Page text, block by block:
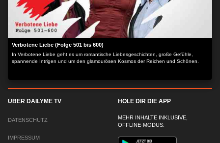
Verbotene Liebe (Folge 501 bis 600)
In Verbotene Liebe geht es um romantische Liebesgeschichten, große Gefühle,
spannende Intrigen und um den glamourösen Kosmos der Reichen und Schönen.
ÜBER DAILYME TV
DATENSCHUTZ
IMPRESSUM
HOLE DIR DIE APP
MEHR INHALTE INKLUSIVE,
OFFLINE-MODUS: